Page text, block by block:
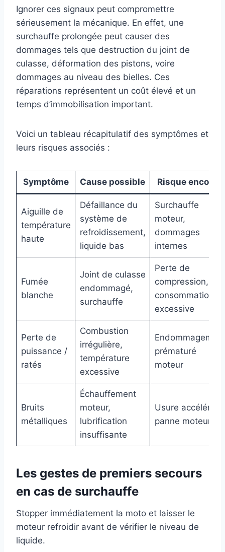
Ignorer ces signaux peut compromettre
sérieusement la mécanique. En effet, une
surchauffe prolongée peut causer des
dommages tels que destruction du joint de
culasse, déformation des pistons, voire
dommages au niveau des bielles. Ces
réparations représentent un coût élevé et un
temps d’immobilisation important.
Voici un tableau récapitulatif des symptômes et
leurs risques associés :
Symptôme Cause possible Risque encouru
Aiguille de
température
haute
Défaillance du
système de
refroidissement,
liquide bas
Surchauffe
moteur,
dommages
internes
Fumée
blanche
Joint de culasse
endommagé,
surchauffe
Perte de
compression,
consommation
excessive
Perte de
puissance /
ratés
Combustion
irrégulière,
température
excessive
prématuré
moteur
Bruits
métalliques
Échauffement
moteur,
lubrification
insuffisante
Usure accélérée,
panne moteur
Les gestes de premiers secours
en cas de surchauffe
Stopper immédiatement la moto et laisser le
moteur refroidir avant de vérifier le niveau de
liquide.